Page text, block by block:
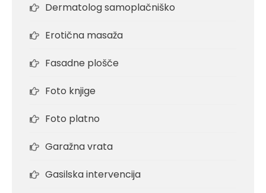
Dermatolog samoplačniško
Erotična masaža
Fasadne plošče
Foto knjige
Foto platno
Garažna vrata
Gasilska intervencija